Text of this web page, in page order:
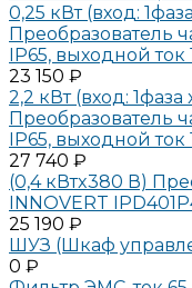
0,25 кВт (вход:
Преобразователь
IP65, выходной ток
23 150 ₽
2,2 кВт (вход:
Преобразователь
IP65, выходной ток
27 740 ₽
(0,4 кВтx380 В)
INNOVERT
25 190 ₽
ШУЗ (Шкаф
0 ₽